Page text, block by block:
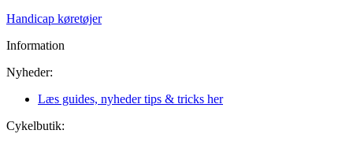
Handicap køretøjer
Information
Nyheder:
Læs guides, nyheder tips & tricks her
Cykelbutik: